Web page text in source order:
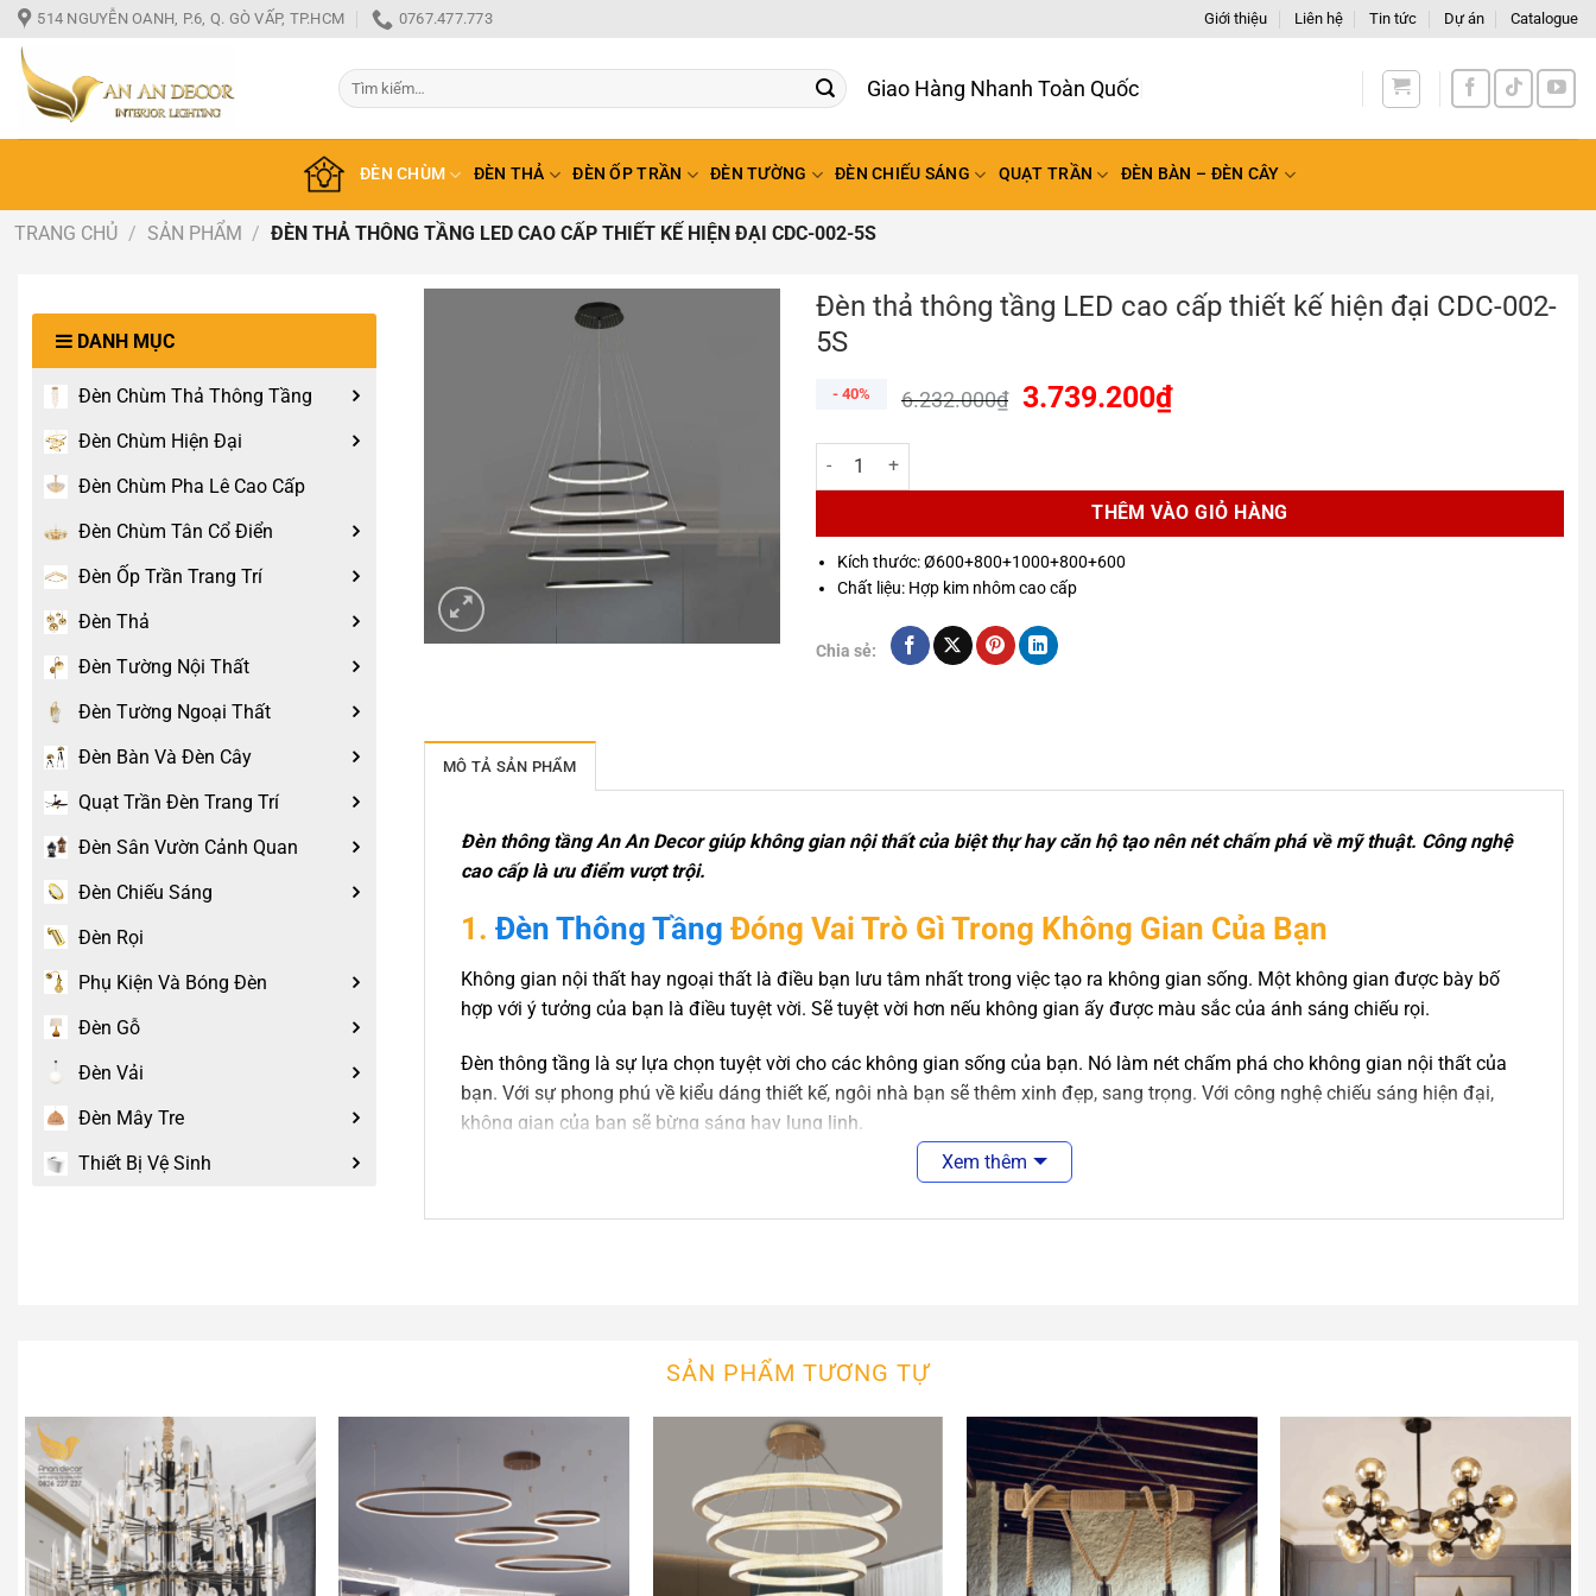
Bỏ
qua
nội
dung
514 NGUYỄN OANH, P.6, Q. GÒ VẤP, TP.HCM 0767.477.773 Giới thiệu Liên hệ Tin tức Dự án Catalogue
Tìm
kiếm:
Giao Hàng Nhanh Toàn Quốc
ĐÈN CHÙM ĐÈN THẢ ĐÈN ỐP TRẦN ĐÈN TƯỜNG ĐÈN CHIẾU SÁNG QUẠT TRẦN ĐÈN BÀN – ĐÈN CÂY
TRANG CHỦ / SẢN PHẨM / ĐÈN THẢ THÔNG TẦNG LED CAO CẤP THIẾT KẾ HIỆN ĐẠI CDC-002-5S
DANH MỤC
Đèn Chùm Thả Thông Tầng
Đèn Chùm Hiện Đại
Đèn Chùm Pha Lê Cao Cấp
Đèn Chùm Tân Cổ Điển
Đèn Ốp Trần Trang Trí
Đèn Thả
Đèn Tường Nội Thất
Đèn Tường Ngoại Thất
Đèn Bàn Và Đèn Cây
Quạt Trần Đèn Trang Trí
Đèn Sân Vườn Cảnh Quan
Đèn Chiếu Sáng
Đèn Rọi
Phụ Kiện Và Bóng Đèn
Đèn Gỗ
Đèn Vải
Đèn Mây Tre
Thiết Bị Vệ Sinh
Đèn thả thông tầng LED cao cấp thiết kế hiện đại CDC-002-
5S
- 40% 6.232.000₫ 3.739.200₫
Đèn thả thông tầng LED cao cấp thiết kế hiện đại CDC-002-5S số lượng
THÊM VÀO GIỎ HÀNG
Kích thước: Ø600+800+1000+800+600
Chất liệu: Hợp kim nhôm cao cấp
Chia sẻ:
MÔ TẢ SẢN PHẨM
Đèn thông tầng An An Decor giúp không gian nội thất của biệt thự hay căn hộ tạo nên nét chấm phá về mỹ thuật. Công nghệ
cao cấp là ưu điểm vượt trội.
1. Đèn Thông Tầng Đóng Vai Trò Gì Trong Không Gian Của Bạn
Không gian nội thất hay ngoại thất là điều bạn lưu tâm nhất trong việc tạo ra không gian sống. Một không gian được bày bố
hợp với ý tưởng của bạn là điều tuyệt vời. Sẽ tuyệt vời hơn nếu không gian ấy được màu sắc của ánh sáng chiếu rọi.
Đèn thông tầng là sự lựa chọn tuyệt vời cho các không gian sống của bạn. Nó làm nét chấm phá cho không gian nội thất của
bạn. Với sự phong phú về kiểu dáng thiết kế, ngôi nhà bạn sẽ thêm xinh đẹp, sang trọng. Với công nghệ chiếu sáng hiện đại,
không gian của bạn sẽ bừng sáng hay lung linh.
Mang đến sự sang trọng bật nhất cho gia chủ.
Công nghệ chiếu sáng hiện đại LED được sử dụng ở dòng đèn ốp trần trang trí này. Ánh sáng đa sắc giúp không gian lung linh
đầy tính thẩm mỹ. Ưu điểm tiết kiệm điện năng lớn tạo tính hiệu quả sử dụng cho người dùng. Cùng với độ bề cao của vật liệu
chế tác mang lại tính hiệu quả kinh tế cho gia chủ.
Tư vấn, thiết kế, sản xuất và tìmcác mẫu đèntheo yêu cầu.
Xem thêm
SẢN PHẨM TƯƠNG TỰ